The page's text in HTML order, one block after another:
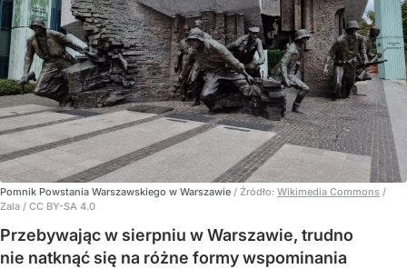
Pomnik Powstania Warszawskiego w Warszawie / Źródło: Wikimedia Commons /
Zala / CC BY-SA 4.0
Przebywając w sierpniu w Warszawie, trudno
nie natknąć się na różne formy wspominania